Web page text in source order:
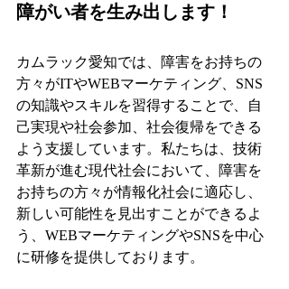
障がい者を生み出します！
カムラック愛知では、障害をお持ちの
方々がITやWEBマーケティング、SNS
の知識やスキルを習得することで、自
己実現や社会参加、社会復帰をできる
よう支援しています。私たちは、技術
革新が進む現代社会において、障害を
お持ちの方々が情報化社会に適応し、
新しい可能性を見出すことができるよ
う、WEBマーケティングやSNSを中心
に研修を提供しております。